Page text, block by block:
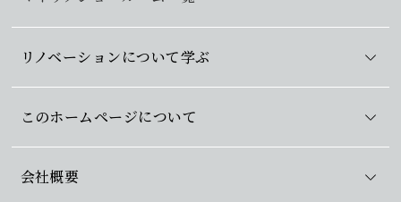
リノベーションについて学ぶ
このホームページについて
会社概要